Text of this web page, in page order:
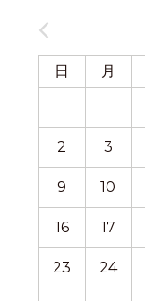
日 月
2 3
9 10
16 17
23 24